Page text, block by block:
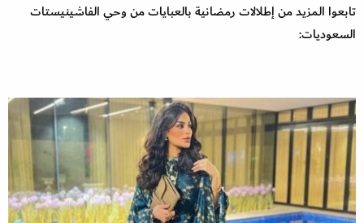
تابعوا المزيد من إطلالات رمضانية بالعبايات من وحي الفاشينيستات
السعوديات: